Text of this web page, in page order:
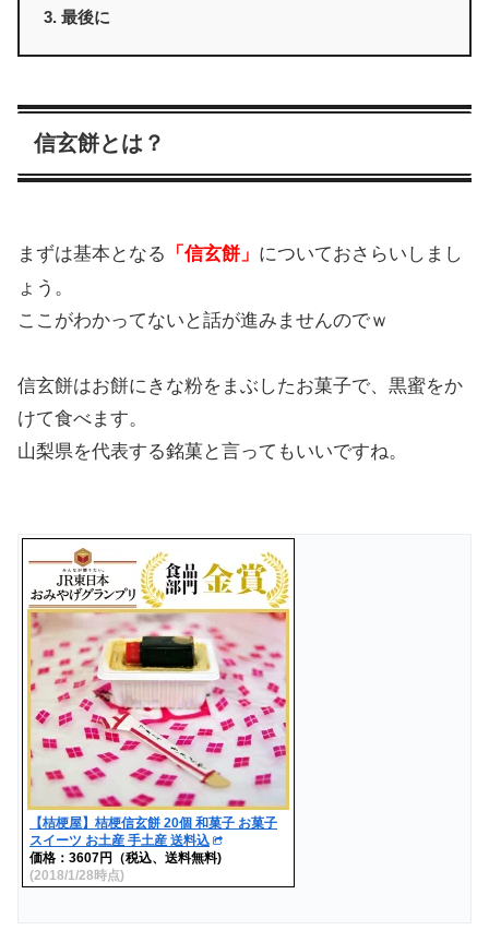
最後に
信玄餅とは？
まずは基本となる 「信玄餅」 についておさらいしまし
ょう。
ここがわかってないと話が進みませんのでｗ
信玄餅はお餅にきな粉をまぶしたお菓子で、黒蜜をか
けて食べます。
山梨県を代表する銘菓と言ってもいいですね。
【桔梗屋】桔梗信玄餅 20個 和菓子 お菓子
スイーツ お土産 手土産 送料込
価格：3607円（税込、送料無料)
(2018/1/28時点)